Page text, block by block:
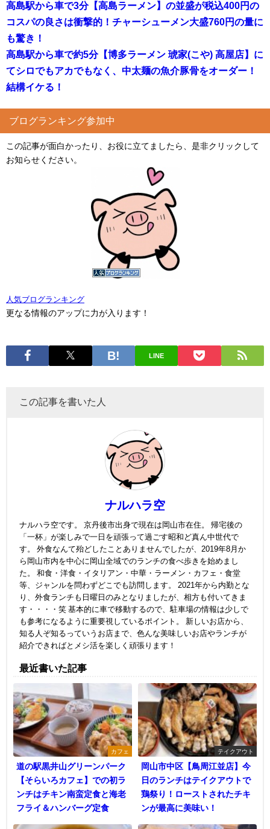
高島駅から車で3分【高島ラーメン】の並盛が税込400円の
コスパの良さは衝撃的！チャーシューメン大盛760円の量に
も驚き！
高島駅から車で約5分【博多ラーメン 琥家(こや) 高屋店】に
てシロでもアカでもなく、中太麺の魚介豚骨をオーダー！
結構イケる！
ブログランキング参加中
この記事が面白かったり、お役に立てましたら、是非クリックして
お知らせください。
人気ブログランキング
更なる情報のアップに力が入ります！
LINE
この記事を書いた人
ナルハラ空
ナルハラ空です。 京丹後市出身で現在は岡山市在住。 帰宅後の
「一杯」が楽しみで一日を頑張って過ごす昭和ど真ん中世代で
す。 外食なんて殆どしたことありませんでしたが、2019年8月か
ら岡山市内を中心に岡山全域でのランチの食べ歩きを始めまし
た。 和食・洋食・イタリアン・中華・ラーメン・カフェ・食堂
等、ジャンルを問わずどこでも訪問します。 2021年から内勤とな
り、外食ランチも日曜日のみとなりましたが、相方も付いてきま
す・・・・笑 基本的に車で移動するので、駐車場の情報は少しで
も参考になるように重要視しているポイント。 新しいお店から、
知る人ぞ知るっていうお店まで、色んな美味しいお店やランチが
紹介できればとメシ活を楽しく頑張ります！
最近書いた記事
カフェ
道の駅黒井山グリーンパーク
【そらいろカフェ】での初ラ
ンチはチキン南蛮定食と海老
フライ＆ハンバーグ定食
テイクアウト
岡山市中区【鳥周江並店】今
日のランチはテイクアウトで
鶏祭り！ローストされたチキ
ンが最高に美味い！